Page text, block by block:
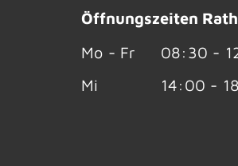
Öffnungszeiten
Mo - Fr
08:30 -
Mi
14:00 -